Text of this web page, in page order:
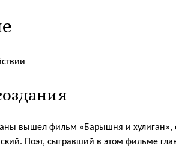
вышел фильм «Барышня и хулиган»,
Поэт, сыгравший в этом фильме